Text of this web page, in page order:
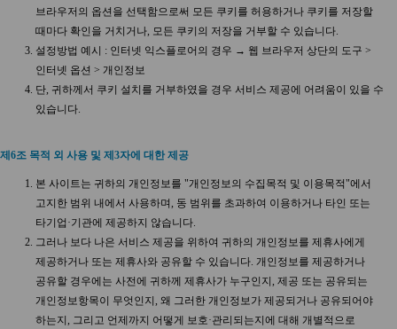
브라우저의 옵션을 선택함으로써 모든 쿠키를 허용하거나 쿠키를 저장할
때마다 확인을 거치거나, 모든 쿠키의 저장을 거부할 수 있습니다.
설정방법 예시 : 인터넷 익스플로어의 경우 → 웹 브라우저 상단의 도구 >
인터넷 옵션 > 개인정보
단, 귀하께서 쿠키 설치를 거부하였을 경우 서비스 제공에 어려움이 있을 수
있습니다.
제6조 목적 외 사용 및 제3자에 대한 제공
본 사이트는 귀하의 개인정보를 "개인정보의 수집목적 및 이용목적"에서
고지한 범위 내에서 사용하며, 동 범위를 초과하여 이용하거나 타인 또는
타기업·기관에 제공하지 않습니다.
그러나 보다 나은 서비스 제공을 위하여 귀하의 개인정보를 제휴사에게
제공하거나 또는 제휴사와 공유할 수 있습니다. 개인정보를 제공하거나
공유할 경우에는 사전에 귀하께 제휴사가 누구인지, 제공 또는 공유되는
개인정보항목이 무엇인지, 왜 그러한 개인정보가 제공되거나 공유되어야
하는지, 그리고 언제까지 어떻게 보호·관리되는지에 대해 개별적으로